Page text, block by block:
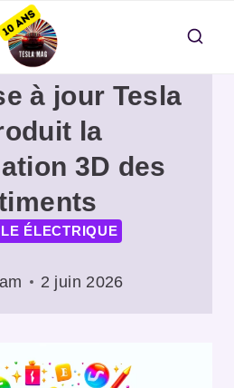
à jour Tesla
la
3D des
ÉLECTRIQUE
2 juin 2026